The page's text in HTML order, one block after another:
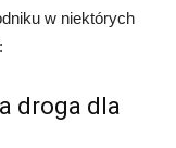
w niektórych
droga dla